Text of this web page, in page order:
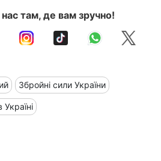
там, де вам зручно!
Збройні сили України
Україні